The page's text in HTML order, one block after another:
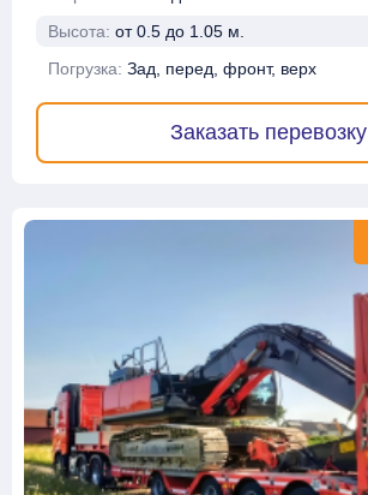
Высота: от 0.5 до 1.05 м.
Погрузка: Зад, перед, фронт, верх
Заказать перевозку